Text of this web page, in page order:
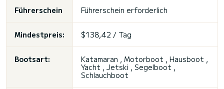
Führerschein Führerschein erforderlich
Mindestpreis: $138,42 / Tag
Bootsart:
Katamaran , Motorboot , Hausboot ,
Yacht , Jetski , Segelboot ,
Schlauchboot